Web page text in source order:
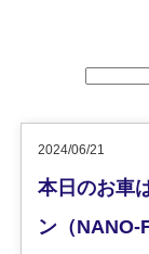
2024/06/21
本日のお車
ン（NANO-